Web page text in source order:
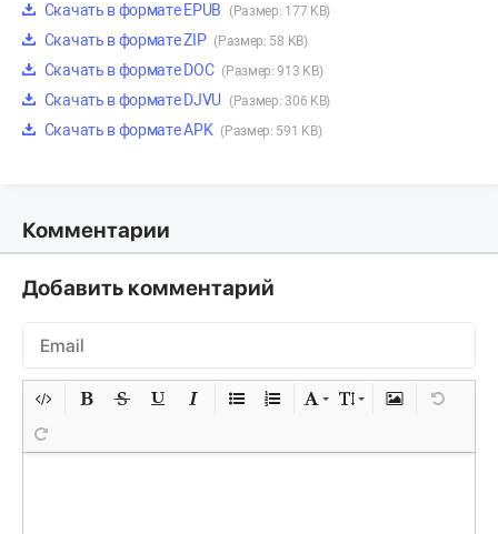
Скачать в формате EPUB (Размер: 177 KB)
Скачать в формате ZIP (Размер: 58 KB)
Скачать в формате DOC (Размер: 913 KB)
Скачать в формате DJVU (Размер: 306 KB)
Скачать в формате APK (Размер: 591 KB)
Комментарии
Добавить комментарий